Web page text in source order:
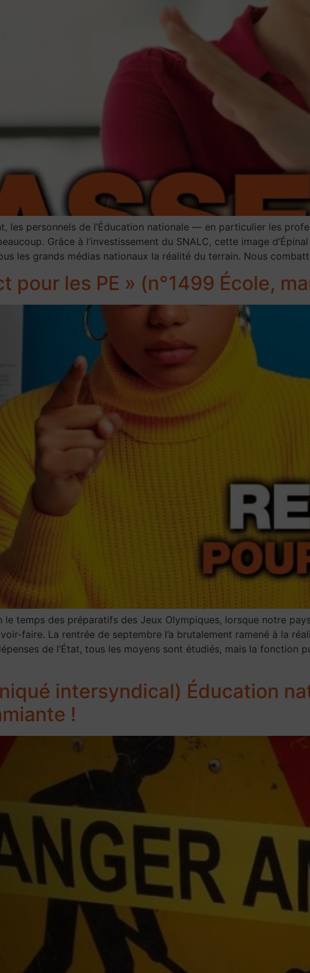
les personnels de l’Éducation nationale — en particulier les
Grâce à l’investissement du SNALC, cette image
les grands médias nationaux la réalité du terrain. Nous
pour les PE » (n°1499 École,
le temps des préparatifs des Jeux Olympiques, lorsque notre
faire. La rentrée de septembre l’a brutalement ramené à la
de l’État, tous les moyens sont étudiés, mais la fonction
intersyndical) Éducation
!